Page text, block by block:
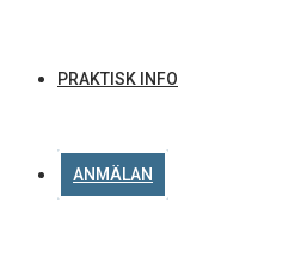
PRAKTISK INFO
ANMÄLAN